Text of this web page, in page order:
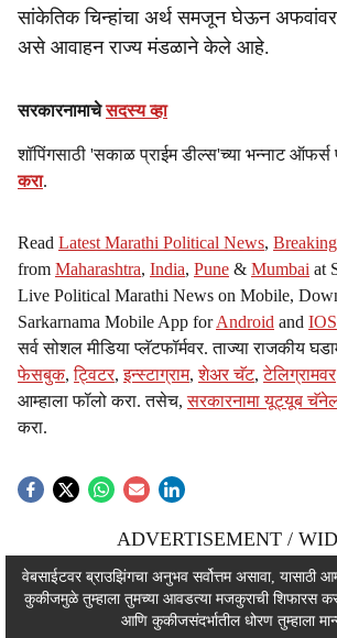
सांकेतिक चिन्हांचा अर्थ समजून घेऊन
असे आवाहन राज्य मंडळाने केले आहे.
सरकारनामाचेसदस्य व्हा
शॉपिंगसाठी 'सकाळ प्राईम डील्स'च्या भन्नाट ऑफर्स
करा.
Read Latest Marathi Political News,
from Maharashtra, India, Pune & Mumbai at
Live Political Marathi News on Mobile,
Sarkarnama Mobile App forAndroid and IOS
सर्व सोशल मीडिया प्लॅटफॉर्मवर. ताज्या राजकीय
फेसबुक,ट्विटर,इन्स्टाग्राम,शेअर चॅट,टेलिग्रामवर
आम्हाला फॉलो करा. तसेच,सरकारनामा यूट्यूब
करा.
ADVERTISEMENT /
ADVERTISEMENT /
ADVERTISEMENT /
वेबसाईटवर ब्राउझिंगचा अनुभव सर्वोत्तम असावा, यासाठी
कुकीजमुळे तुम्हाला तुमच्या आवडत्या मजकुराची शिफारस
आणि कुकीजसंदर्भातील धोरण तुम्हाला